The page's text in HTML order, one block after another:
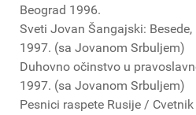
Beograd 1996.
Sveti Jovan Šangajski: Besede,
1997. (sa Jovanom Srbuljem)
Duhovno očinstvo u
1997. (sa Jovanom Srbuljem)
Pesnici raspete Rusije /